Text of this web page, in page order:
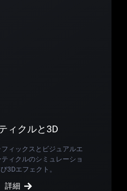
ィクルと3D
ィックスとビジュアルエ
ィクルのシミュレーショ
3Dエフェクト。
詳細